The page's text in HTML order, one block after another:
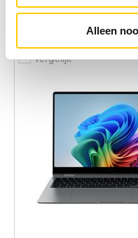
Alleen
Alternatieven
Vergelijk